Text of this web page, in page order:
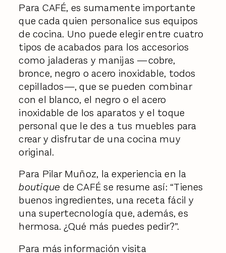
Para CAFÉ, es sumamente importante
que cada quien personalice sus equipos
de cocina. ​Uno puede elegir entre cuatro
tipos de acabados para los accesorios
como jaladeras y manijas —cobre,
bronce, negro o acero inoxidable, todos
cepillados—, que se pueden combinar
con el blanco, el negro o el acero
inoxidable de los aparatos y el toque
personal que le des a tus muebles para
crear y disfrutar de una cocina muy
original.
Para Pilar Muñoz, la experiencia en la
boutique de CAFÉ se resume así: “Tienes
buenos ingredientes, una receta fácil y
una supertecnología que, además, es
hermosa. ¿Qué más puedes pedir?”.
Para más información visita